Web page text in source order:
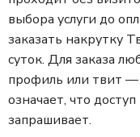
выбора услуги до
заказать накрутку
суток. Для заказа
профиль или твит —
означает, что
запрашивает.